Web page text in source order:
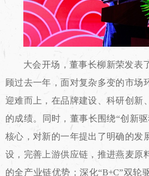
大会开场，董事长柳新荣发表
顾过去一年，面对复杂多变的市场
迎难而上，在品牌建设、科研创新
的成绩。同时，董事长围绕“创新
核心，对新的一年提出了明确的发
设，完善上游供应链，推进燕麦原
的全产业链优势；深化“B+C”双轮